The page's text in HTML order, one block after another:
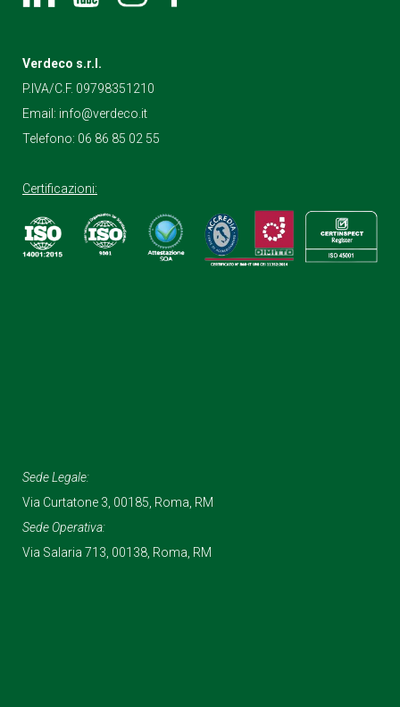
Verdeco s.r.l.
P.IVA/C.F. 09798351210
Email: info@verdeco.it
Telefono: 06 86 85 02 55
Certificazioni:
Sede Legale:
Via Curtatone 3, 00185, Roma, RM
Sede Operativa:
Via Salaria 713, 00138, Roma, RM